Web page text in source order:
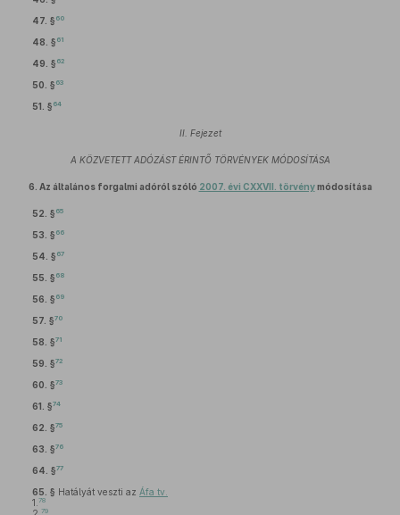
47. § 60
48. § 61
49. § 62
50. § 63
51. § 64
II. Fejezet
A KÖZVETETT ADÓZÁST ÉRINTŐ TÖRVÉNYEK MÓDOSÍTÁSA
6. Az általános forgalmi adóról szóló 2007. évi CXXVII. törvénymódosítása
52. § 65
53. § 66
54. § 67
55. § 68
56. § 69
57. §70
58. §71
59. §72
60. §73
61. §74
62. §75
63. §76
64. §77
65. § Hatályát veszti az Áfa tv.
1. 78
79